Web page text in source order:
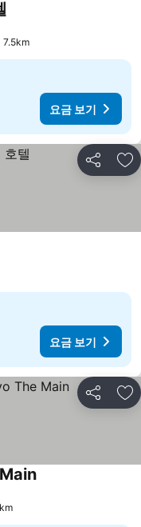
7.5km
요금 보기
공유 즐
요금 보기
공유 즐